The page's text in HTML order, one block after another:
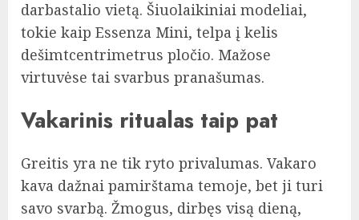
darbastalio vietą. Šiuolaikiniai modeliai,
tokie kaip Essenza Mini, telpa į kelis
dešimtcentrimetrus pločio. Mažose
virtuvėse tai svarbus pranašumas.
Vakarinis ritualas taip pat
Greitis yra ne tik ryto privalumas. Vakaro
kava dažnai pamirštama temoje, bet ji turi
savo svarbą. Žmogus, dirbęs visą dieną,